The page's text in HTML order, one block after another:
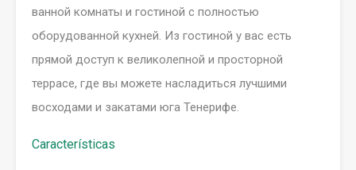
ванной комнаты и гостиной с полностью
оборудованной кухней. Из гостиной у вас есть
прямой доступ к великолепной и просторной
террасе, где вы можете насладиться лучшими
восходами и закатами юга Тенерифе.
Características